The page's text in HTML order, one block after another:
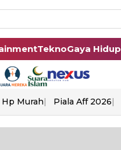
TeknoGaya Hidup
Hp Murah Piala Aff 2026